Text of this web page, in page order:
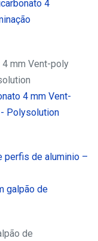
mm Vent-poly
perfis de aluminio –
de